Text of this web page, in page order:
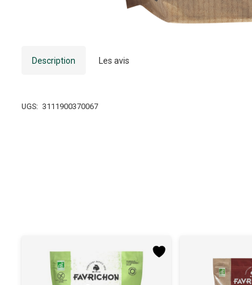
Description Les avis
UGS: 3111900370067